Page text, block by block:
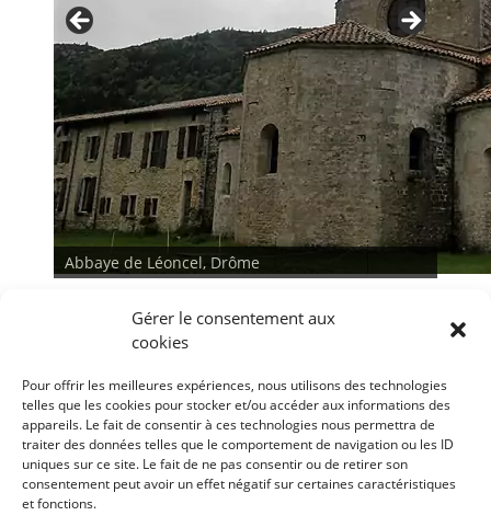
Gérer le consentement aux
cookies
Pour offrir les meilleures expériences, nous utilisons des technologies
telles que les cookies pour stocker et/ou accéder aux informations des
appareils. Le fait de consentir à ces technologies nous permettra de
traiter des données telles que le comportement de navigation ou les ID
uniques sur ce site. Le fait de ne pas consentir ou de retirer son
consentement peut avoir un effet négatif sur certaines caractéristiques
et fonctions.
Abbaye de Léoncel, Drôme
< >
Conditions générales